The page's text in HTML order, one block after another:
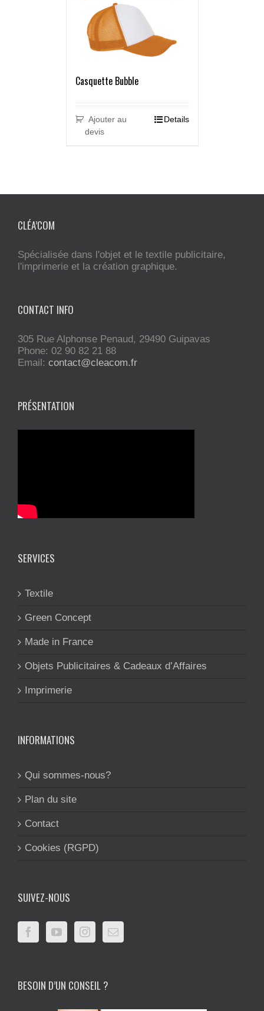
Casquette Bubble
Ajouter au
devis
Details
CLÉA’COM
Spécialisée dans l'objet et le textile publicitaire,
l'imprimerie et la création graphique.
CONTACT INFO
305 Rue Alphonse Penaud, 29490 Guipavas
Phone: 02 90 82 21 88
Email: contact@cleacom.fr
PRÉSENTATION
SERVICES
Textile
Green Concept
Made in France
Objets Publicitaires & Cadeaux d’Affaires
Imprimerie
INFORMATIONS
Qui sommes-nous?
Plan du site
Contact
Cookies (RGPD)
SUIVEZ-NOUS
BESOIN D’UN CONSEIL ?